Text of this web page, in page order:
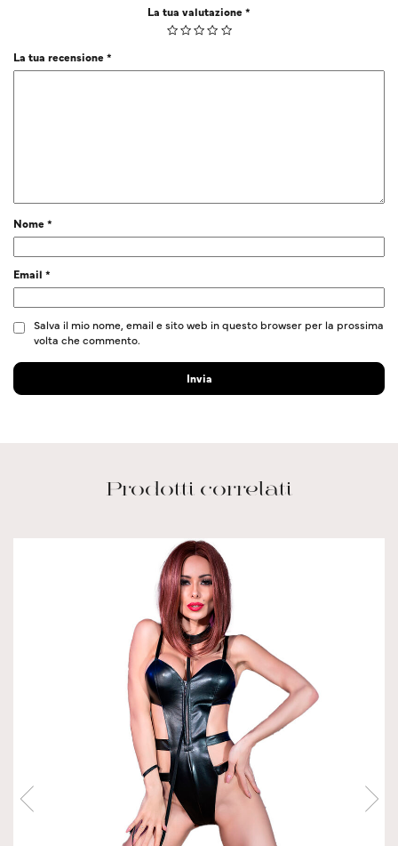
La tua valutazione*
La tua recensione*
Nome*
Email *
Salva il mio nome, email e sito web in questo browser per la prossima
volta che commento.
Prodotti correlati